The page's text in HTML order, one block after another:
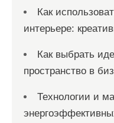
Как
интерьере:
Как выбрать
пространство в
Технологии и